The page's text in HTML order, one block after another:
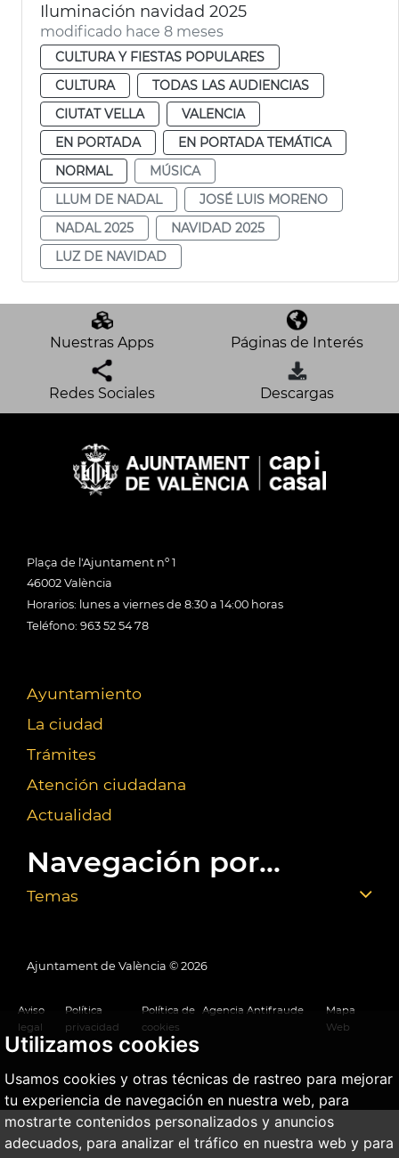
Utilizamos cookies
Usamos cookies y otras técnicas de rastreo para mejorar
tu experiencia de navegación en nuestra web, para
mostrarte contenidos personalizados y anuncios
adecuados, para analizar el tráfico en nuestra web y para
Iluminación navidad 2025
modificado hace 8 meses
CULTURA Y FIESTAS POPULARES
CULTURA
TODAS LAS AUDIENCIAS
CIUTAT VELLA
VALENCIA
EN PORTADA
EN PORTADA TEMÁTICA
NORMAL
MÚSICA
LLUM DE NADAL
JOSÉ LUIS MORENO
NADAL 2025
NAVIDAD 2025
LUZ DE NAVIDAD
Nuestras Apps Páginas de Interés
Redes Sociales Descargas
Plaça de l'Ajuntament nº 1
46002 València
Horarios: lunes a viernes de 8:30 a 14:00 horas
Teléfono: 963 52 54 78
Ayuntamiento
La ciudad
Trámites
Atención ciudadana
Actualidad
Navegación por...
Temas
Ajuntament de València © 2026
Aviso
legal
Política
privacidad
Política de
cookies
Agencia Antifraude
Mapa
Web